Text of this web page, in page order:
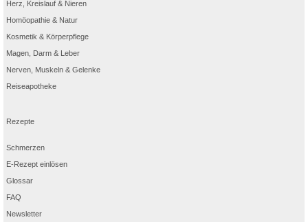
Herz, Kreislauf & Nieren
Homöopathie & Natur
Kosmetik & Körperpflege
Magen, Darm & Leber
Nerven, Muskeln & Gelenke
Reiseapotheke
Rezepte
Schmerzen
E-Rezept einlösen
Glossar
FAQ
Newsletter